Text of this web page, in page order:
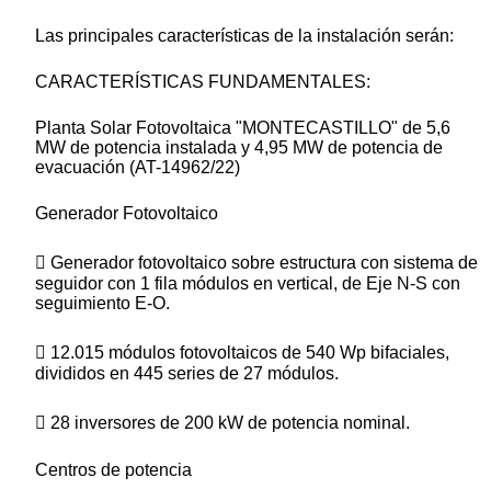
Las principales características de la instalación serán:
CARACTERÍSTICAS FUNDAMENTALES:
Planta Solar Fotovoltaica "MONTECASTILLO" de 5,6
MW de potencia instalada y 4,95 MW de potencia de
evacuación (AT-14962/22)
Generador Fotovoltaico
 Generador fotovoltaico sobre estructura con sistema de
seguidor con 1 fila módulos en vertical, de Eje N-S con
seguimiento E-O.
 12.015 módulos fotovoltaicos de 540 Wp bifaciales,
divididos en 445 series de 27 módulos.
 28 inversores de 200 kW de potencia nominal.
Centros de potencia